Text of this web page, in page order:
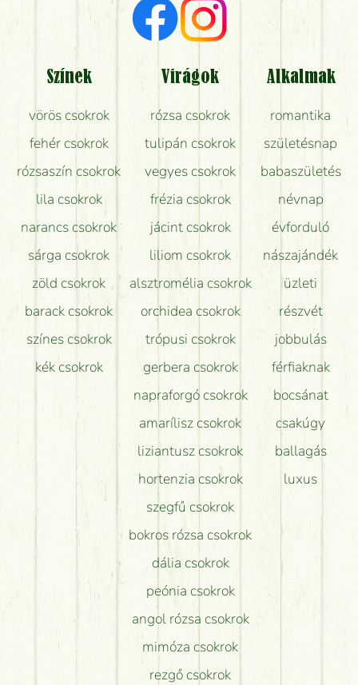
Milyen visszajelzést kapok a virágküldésről?
Tényleg azt kapom, ami a képen van?
Mit kell tudni a virágcsokrok szállításáról?
Tudok adventi koszorút vásárolni boltban?
Színek
vörös csokrok
fehér csokrok
rózsaszín csokrok
lila csokrok
narancs csokrok
sárga csokrok
zöld csokrok
barack csokrok
színes csokrok
kék csokrok
Virágok
rózsa csokrok
tulipán csokrok
vegyes csokrok
frézia csokrok
jácint csokrok
liliom csokrok
alsztromélia csokrok
orchidea csokrok
trópusi csokrok
gerbera csokrok
napraforgó csokrok
amarílisz csokrok
liziantusz csokrok
hortenzia csokrok
szegfű csokrok
bokros rózsa csokrok
dália csokrok
peónia csokrok
angol rózsa csokrok
mimóza csokrok
rezgő csokrok
Alkalmak
romantika
születésnap
babaszületés
névnap
évforduló
nászajándék
üzleti
részvét
jobbulás
férfiaknak
bocsánat
csakúgy
ballagás
luxus